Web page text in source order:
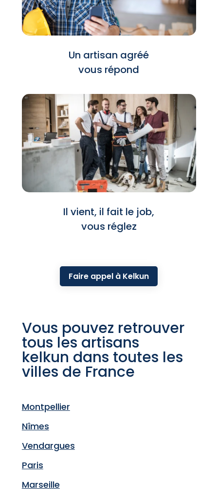
Un artisan agréé
vous répond
Il vient, il fait le job,
vous réglez
Faire appel à Kelkun
Vous pouvez retrouver
tous les artisans
kelkun dans toutes les
villes de France
Montpellier
Nîmes
Vendargues
Paris
Marseille